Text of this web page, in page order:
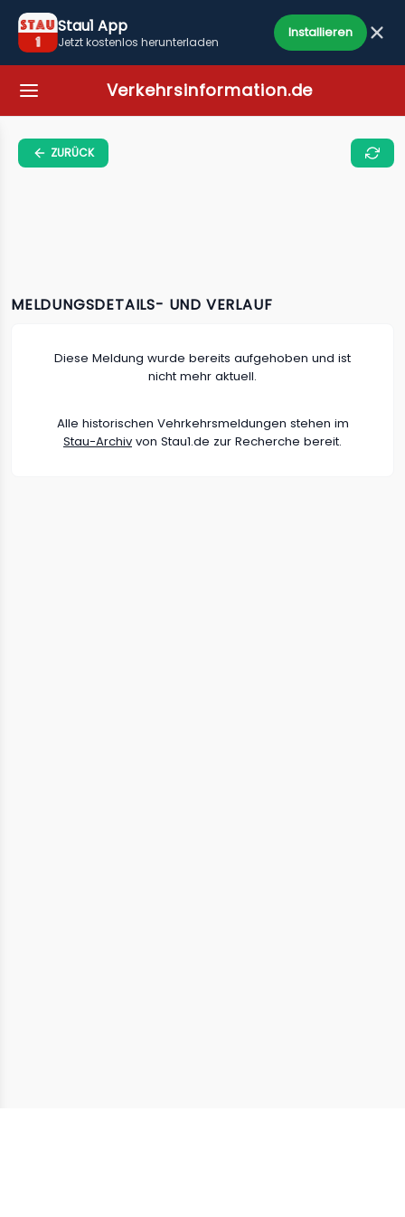
Stau1 App
Jetzt kostenlos herunterladen
Installieren
Verkehrsinformation.de
ZURÜCK
MELDUNGSDETAILS- UND VERLAUF
Diese Meldung wurde bereits aufgehoben und ist
nicht mehr aktuell.
Alle historischen Vehrkehrsmeldungen stehen im
Stau-Archiv von Stau1.de zur Recherche bereit.